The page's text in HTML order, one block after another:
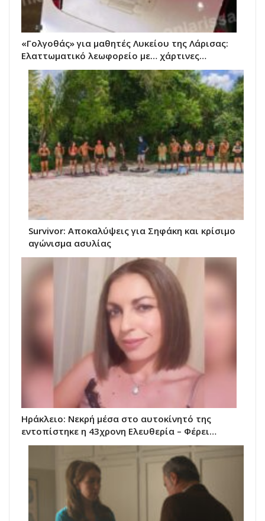
«Γολγοθάς» για μαθητές Λυκείου της Λάρισας:
Ελαττωματικό λεωφορείο με… χάρτινες…
Survivor: Αποκαλύψεις για Σηφάκη και κρίσιμο
αγώνισμα ασυλίας
Ηράκλειο: Νεκρή μέσα στο αυτοκίνητό της
εντοπίστηκε η 43χρονη Ελευθερία – Φέρει…